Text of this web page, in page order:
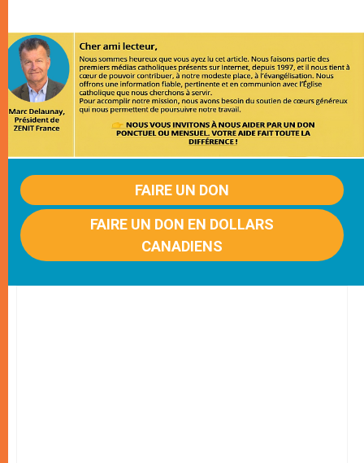
FAIRE UN DON
FAIRE UN DON EN DOLLARS
CANADIENS